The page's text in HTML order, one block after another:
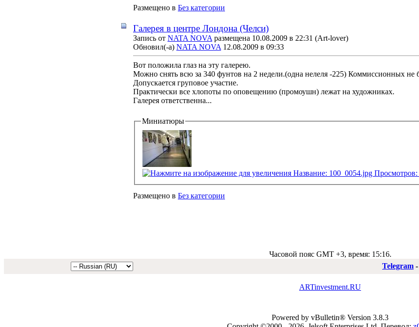
Размещено в Без категории
Галерея в центре Лондона (Челси)
Запись от NATA NOVA размещена 10.08.2009 в 22:31 (Art-lover)
Обновил(-а) NATA NOVA 12.08.2009 в 09:33
Вот положила глаз на эту галерею.
Можно снять всю за 340 фунтов на 2 недели.(одна нелеля -225) Коммиссионных не
Допускается груповое участие.
Практически все хлопоты по оповещению (промоушн) лежат на художниках.
Галерея ответственна...
Миниатюры
Размещено в Без категории
Часовой пояс GMT +3, время: 15:16.
Telegram -
ARTinvestment.RU
Powered by vBulletin® Version 3.8.3